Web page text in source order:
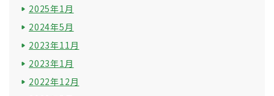
2025年1月
2024年5月
2023年11月
2023年1月
2022年12月